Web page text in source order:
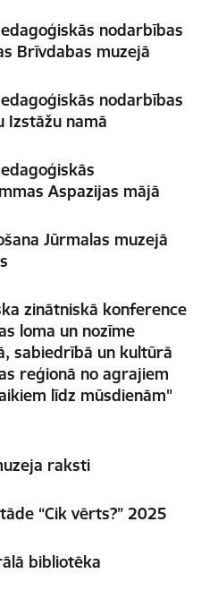
nodarbības
Brīvdabas muzejā
nodarbības
Izstāžu namā
Aspazijas mājā
Jūrmalas muzejā
zinātniskā konference
loma un nozīme
sabiedrībā un kultūrā
reģionā no agrajiem
līdz mūsdienām"
raksti
“Cik vērts?” 2025
bibliotēka